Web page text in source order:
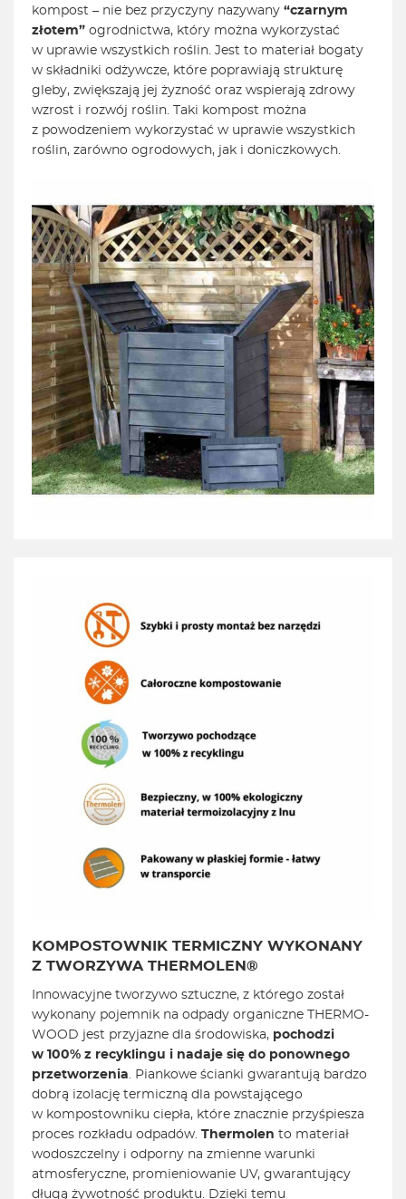
kompost – nie bez przyczyny nazywany “czarnym
złotem” ogrodnictwa, który można wykorzystać
w uprawie wszystkich roślin. Jest to materiał bogaty
w składniki odżywcze, które poprawiają strukturę
gleby, zwiększają jej żyzność oraz wspierają zdrowy
wzrost i rozwój roślin. Taki kompost można
z powodzeniem wykorzystać w uprawie wszystkich
roślin, zarówno ogrodowych, jak i doniczkowych.
KOMPOSTOWNIK TERMICZNY WYKONANY
Z TWORZYWA THERMOLEN®
Innowacyjne tworzywo sztuczne, z którego został
wykonany pojemnik na odpady organiczne THERMO-
WOOD jest przyjazne dla środowiska, pochodzi
w 100% z recyklingu i nadaje się do ponownego
przetworzenia . Piankowe ścianki gwarantują bardzo
dobrą izolację termiczną dla powstającego
w kompostowniku ciepła, które znacznie przyśpiesza
proces rozkładu odpadów. Thermolen to materiał
wodoszczelny i odporny na zmienne warunki
atmosferyczne, promieniowanie UV, gwarantujący
długą żywotność produktu. Dzięki temu